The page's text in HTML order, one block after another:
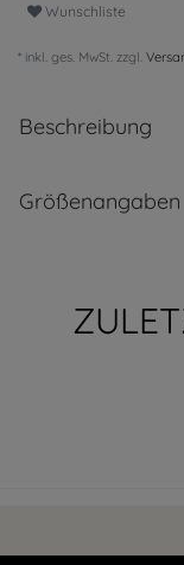
Wunschliste
* inkl. ges. MwSt. zzgl.
Beschreibung
Größenangaben